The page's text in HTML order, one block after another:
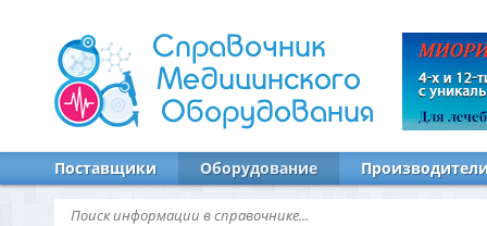
Справочник
Медицинского
Оборудования
Поставщики Оборудование